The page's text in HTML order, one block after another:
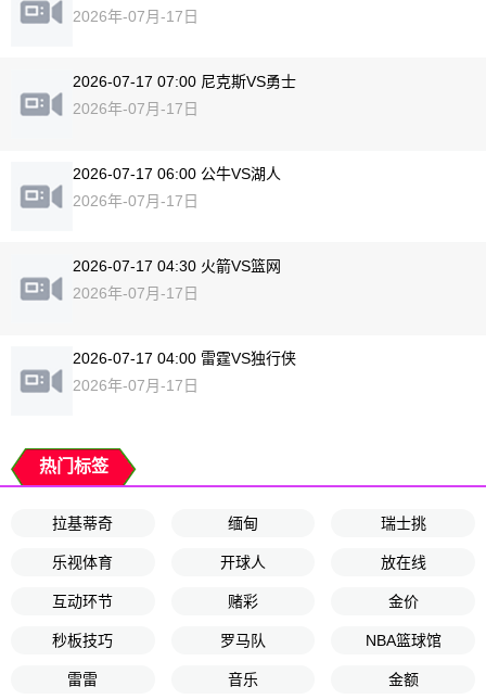
2026年-07月-17日
2026-07-17 07:00 尼克斯VS勇士
2026年-07月-17日
2026-07-17 06:00 公牛VS湖人
2026年-07月-17日
2026-07-17 04:30 火箭VS篮网
2026年-07月-17日
2026-07-17 04:00 雷霆VS独行侠
2026年-07月-17日
热门标签
拉基蒂奇 缅甸 瑞士挑
乐视体育 开球人 放在线
互动环节 赌彩 金价
秒板技巧 罗马队 NBA篮球馆
雷雷 音乐 金额